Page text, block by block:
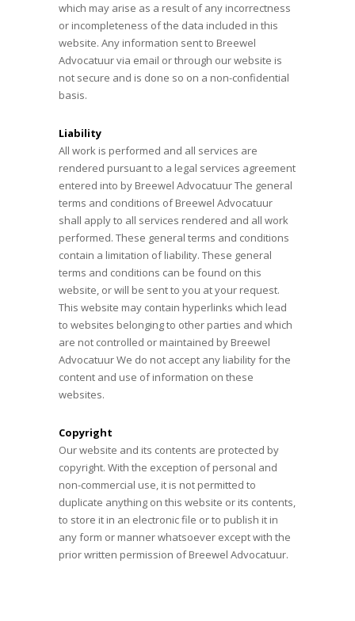
which may arise as a result of any incorrectness
or incompleteness of the data included in this
website. Any information sent to Breewel
Advocatuur via email or through our website is
not secure and is done so on a non-confidential
basis.
Liability
All work is performed and all services are
rendered pursuant to a legal services agreement
entered into by Breewel Advocatuur The general
terms and conditions of Breewel Advocatuur
shall apply to all services rendered and all work
performed. These general terms and conditions
contain a limitation of liability. These general
terms and conditions can be found on this
website, or will be sent to you at your request.
This website may contain hyperlinks which lead
to websites belonging to other parties and which
are not controlled or maintained by Breewel
Advocatuur We do not accept any liability for the
content and use of information on these
websites.
Copyright
Our website and its contents are protected by
copyright. With the exception of personal and
non-commercial use, it is not permitted to
duplicate anything on this website or its contents,
to store it in an electronic file or to publish it in
any form or manner whatsoever except with the
prior written permission of Breewel Advocatuur.